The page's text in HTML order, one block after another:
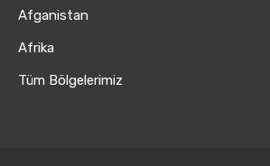
Afganistan
Afrika
Tüm Bölgelerimiz